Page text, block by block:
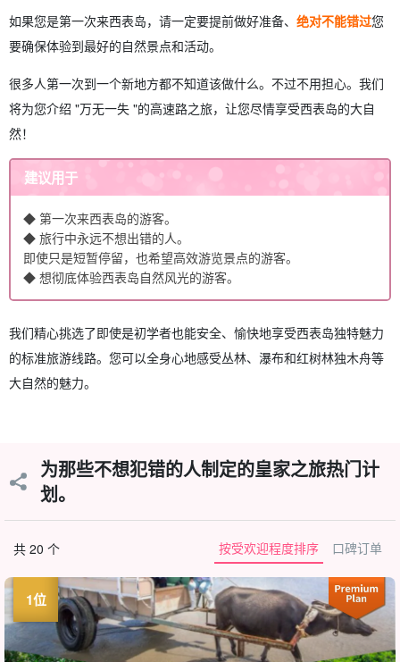
如果您是第一次来西表岛，请一定要提前做好准备、 绝对不能错过您
要确保体验到最好的自然景点和活动。
很多人第一次到一个新地方都不知道该做什么。不过不用担心。我们
将为您介绍 "万无一失 "的高速路之旅，让您尽情享受西表岛的大自
然！
建议用于
◆ 第一次来西表岛的游客。
◆ 旅行中永远不想出错的人。
即使只是短暂停留，也希望高效游览景点的游客。
◆ 想彻底体验西表岛自然风光的游客。
我们精心挑选了即使是初学者也能安全、愉快地享受西表岛独特魅力
的标准旅游线路。您可以全身心地感受丛林、瀑布和红树林独木舟等
大自然的魅力。
为那些不想犯错的人制定的皇家之旅热门计
划。
共 20 个 按受欢迎程度排序 口碑订单